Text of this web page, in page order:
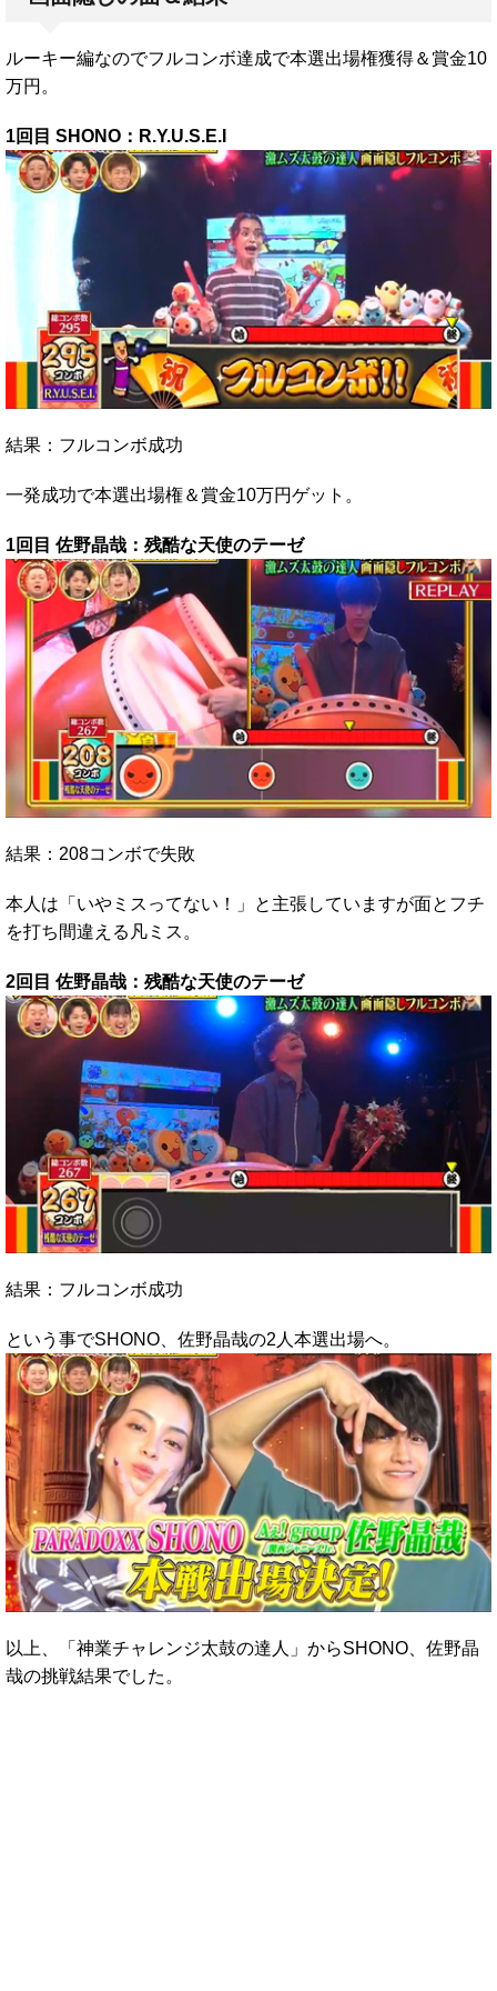
ルーキー編なのでフルコンボ達成で本選出場権獲得＆賞金10
万円。
1回目 SHONO：R.Y.U.S.E.I
結果：フルコンボ成功
一発成功で本選出場権＆賞金10万円ゲット。
1回目 佐野晶哉：残酷な天使のテーゼ
結果：208コンボで失敗
本人は「いやミスってない！」と主張していますが面とフチ
を打ち間違える凡ミス。
2回目 佐野晶哉：残酷な天使のテーゼ
結果：フルコンボ成功
という事でSHONO、佐野晶哉の2人本選出場へ。
以上、「神業チャレンジ太鼓の達人」からSHONO、佐野晶
哉の挑戦結果でした。